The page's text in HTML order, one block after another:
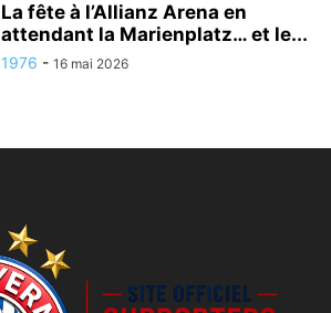
La fête à l’Allianz Arena en
attendant la Marienplatz… et le...
1976 - 16 mai 2026